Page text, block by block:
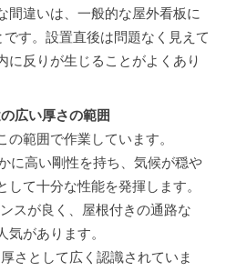
間違いは、一般的な屋外看板に
す。設置直後は問題なく見えて
に反りが生じることがよくあり
広い厚さの範囲
範囲で作業しています。
高い剛性を持ち、気候が穏や
て十分な性能を発揮します。
スが良く、屋根付きの通路な
があります。
さとして広く認識されていま